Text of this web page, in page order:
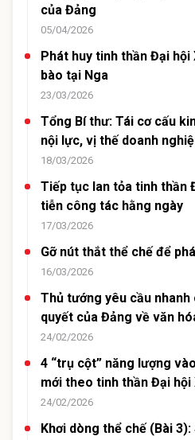
của Đảng
05/04/2026
Phát huy tinh thần Đại
bào tại Nga
23/03/2026
Tổng Bí thư: Tái cơ cấu
nội lực, vị thế doanh
18/03/2026
Tiếp tục lan tỏa tinh thần
tiễn công tác hằng ngày
17/03/2026
Gỡ nút thắt thể chế để
16/03/2026
Thủ tướng yêu cầu
quyết của Đảng về văn
24/02/2026
4 “trụ cột” năng lượng
mới theo tinh thần Đại hội
24/02/2026
Khơi dòng thể chế (Bài